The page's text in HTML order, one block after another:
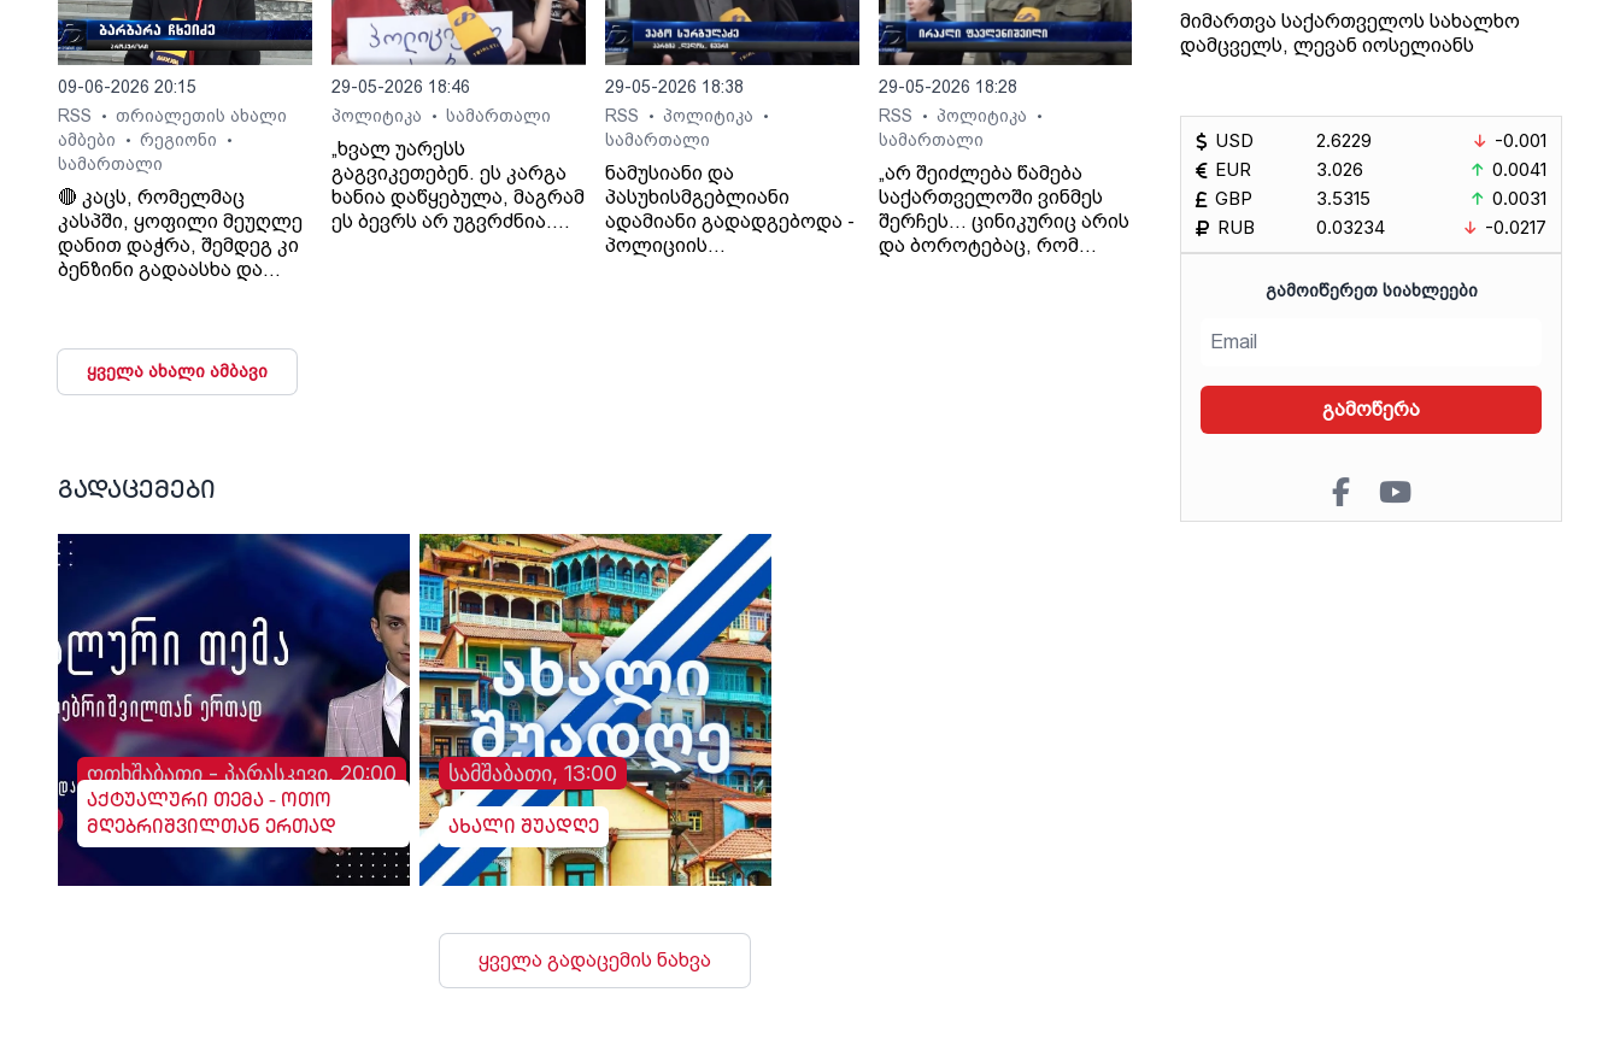
09-06-2026 20:15
RSS
• თრიალეთის ახალი
ამბები
• რეგიონი •
სამართალი
🔴 კაცს, რომელმაც
კასპში, ყოფილი მეუღლე
დანით დაჭრა, შემდეგ კი
ბენზინი გადაასხა და
29-05-2026 18:46
პოლიტიკა
• სამართალი
„ხვალ უარესს
გაგვიკეთებენ. ეს კარგა
ხანია დაწყებულა, მაგრამ
ეს ბევრს არ უგვრძნია.
29-05-2026 18:38
RSS
• პოლიტიკა •
სამართალი
ნამუსიანი და
პასუხისმგებლიანი
ადამიანი გადადგებოდა -
პოლიციის
29-05-2026 18:28
RSS
• პოლიტიკა •
სამართალი
„არ შეიძლება წამება
საქართველოში ვინმეს
შერჩეს… ცინიკურიც არის
და ბოროტებაც, რომ
ყველა ახალი ამბავი
გადაცემები
ოთხშაბათი - პარასკევი, 20:00
აქტუალური თემა - ოთო
მღებრიშვილთან ერთად
სამშაბათი, 13:00
ახალი შუადღე
ყველა გადაცემის ნახვა
მიმართვა საქართველოს სახალხო
დამცველს, ლევან იოსელიანს
USD
EUR
GBP
RUB
2.6229
3.026
3.5315
0.03234
-0.001
0.0041
0.0031
-0.0217
ᲒᲐᲛᲝᲘᲬᲔᲠᲔᲗ ᲡᲘᲐᲮᲚᲔᲔᲑᲘ
გამოწერა